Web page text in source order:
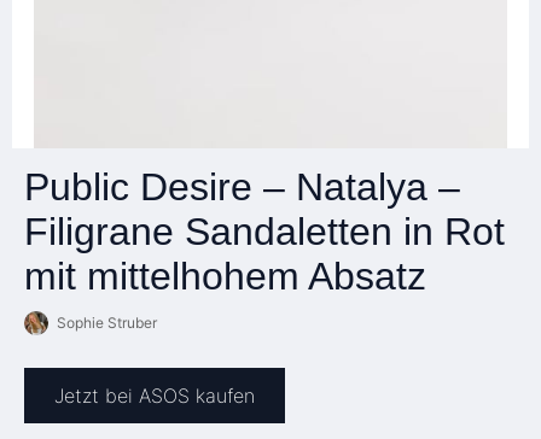
Public Desire – Natalya –
Filigrane Sandaletten in Rot
mit mittelhohem Absatz
Sophie Struber
Jetzt bei ASOS kaufen